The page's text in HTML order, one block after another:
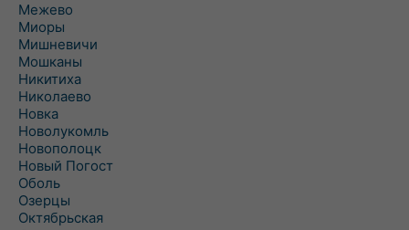
Межево
Миоры
Мишневичи
Мошканы
Никитиха
Николаево
Новка
Новолукомль
Новополоцк
Новый Погост
Оболь
Озерцы
Октябрьская